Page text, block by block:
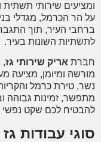
שירותי תשתית
הכרמל, מגדלי בנייה
העיר, תוך התגברות
השונות בעיר.
אריק שירותי גז,
ומיומן, מציעה מענה
טירת כרמל והקריות.
זמינות גבוהה
לכם שקט נפשי
עבודות גז